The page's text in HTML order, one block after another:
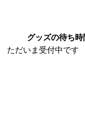
グッズの待ち時
ただいま受付中です